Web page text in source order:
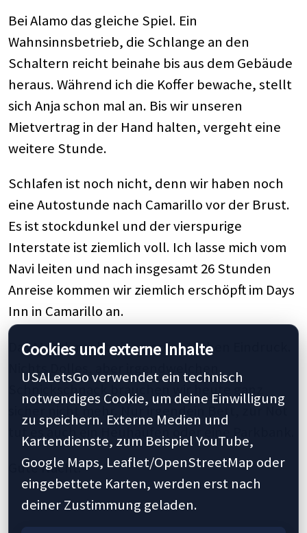
Bei Alamo das gleiche Spiel. Ein
Wahnsinnsbetrieb, die Schlange an den
Schaltern reicht beinahe bis aus dem Gebäude
heraus. Während ich die Koffer bewache, stellt
sich Anja schon mal an. Bis wir unseren
Mietvertrag in der Hand halten, vergeht eine
weitere Stunde.
Schlafen ist noch nicht, denn wir haben noch
eine Autostunde nach Camarillo vor der Brust.
Es ist stockdunkel und der vierspurige
Interstate ist ziemlich voll. Ich lasse mich vom
Navi leiten und nach insgesamt 26 Stunden
Anreise kommen wir ziemlich erschöpft im Days
Inn in Camarillo an.
Das Motel macht einen ordentlichen Eindruck.
Nichts Dolles, aber irgendwelchen
Schnickschnack brauchen wir heute ganz
sicher nicht mehr. Nur irgendein Bett, zur Not
tut es auch ein Heuhaufen oder eine Parkbank.
Gute Nacht.
Cookies und externe Inhalte
USALetsGo verwendet ein technisch
notwendiges Cookie, um deine Einwilligung
zu speichern. Externe Medien und
Kartendienste, zum Beispiel YouTube,
Google Maps, Leaflet/OpenStreetMap oder
eingebettete Karten, werden erst nach
deiner Zustimmung geladen.